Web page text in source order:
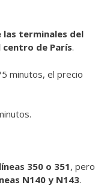
terminales del
centro de París.
minutos, el precio
líneas 350 o 351, pero
N140 y N143.